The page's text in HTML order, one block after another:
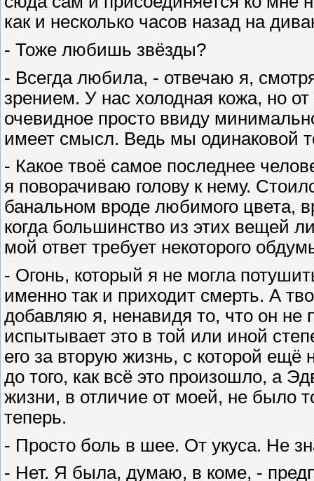
как и несколько часов назад на
- Тоже любишь звёзды?
- Всегда любила, - отвечаю я,
зрением. У нас холодная кожа, но
очевидное просто ввиду
имеет смысл. Ведь мы одинаковой
- Какое твоё самое последнее
я поворачиваю голову к нему.
банальном вроде любимого цвета,
когда большинство из этих вещей
мой ответ требует некоторого
- Огонь, который я не могла
именно так и приходит смерть. А
добавляю я, ненавидя то, что он не
испытывает это в той или иной
его за вторую жизнь, с которой ещё
до того, как всё это произошло, а
жизни, в отличие от моей, не было
теперь.
- Просто боль в шее. От укуса. Не
- Нет. Я была, думаю, в коме, -